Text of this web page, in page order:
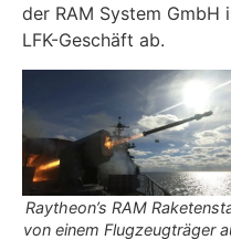
der RAM System GmbH
LFK-Geschäft ab.
Raytheon’s RAM
von einem Flugzeugträger